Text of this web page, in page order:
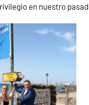
en nuestro